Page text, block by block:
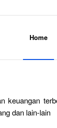
Home
keuangan
dan lain-lain